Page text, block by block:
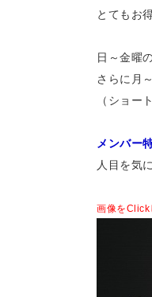
とてもお
日～金曜
さらに月
（ショー
メンバー
人目を気
画像をClick